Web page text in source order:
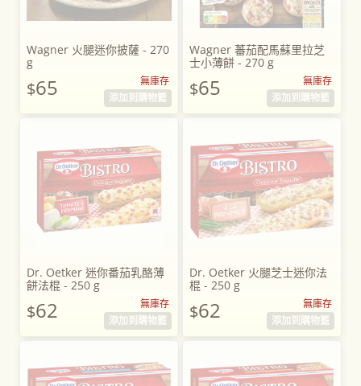
Wagner 火腿迷你披薩 - 270
g
$65
無庫存
添加到購物籃
Wagner 蕃茄配馬蘇里拉芝
士小薄餅 - 270 g
$65
無庫存
添加到購物籃
Dr. Oetker 迷你番茄乳酪薄
餅法棍 - 250 g
$62
無庫存
添加到購物籃
Dr. Oetker 火腿芝士迷你法
棍 - 250 g
$62
無庫存
添加到購物籃